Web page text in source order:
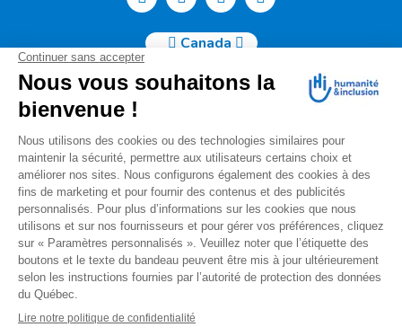
Canada
Humanité & Inclusion Canada | 50, Sainte-Catherine Ouest -
Suite 500b | H2X 3V4 Montréal
info@canada.hi.org
Tél. : (514) 908-2813
No de charité : 88914 7401 RR0001
Pour toutes questions relatives à votre donation, s'il vous